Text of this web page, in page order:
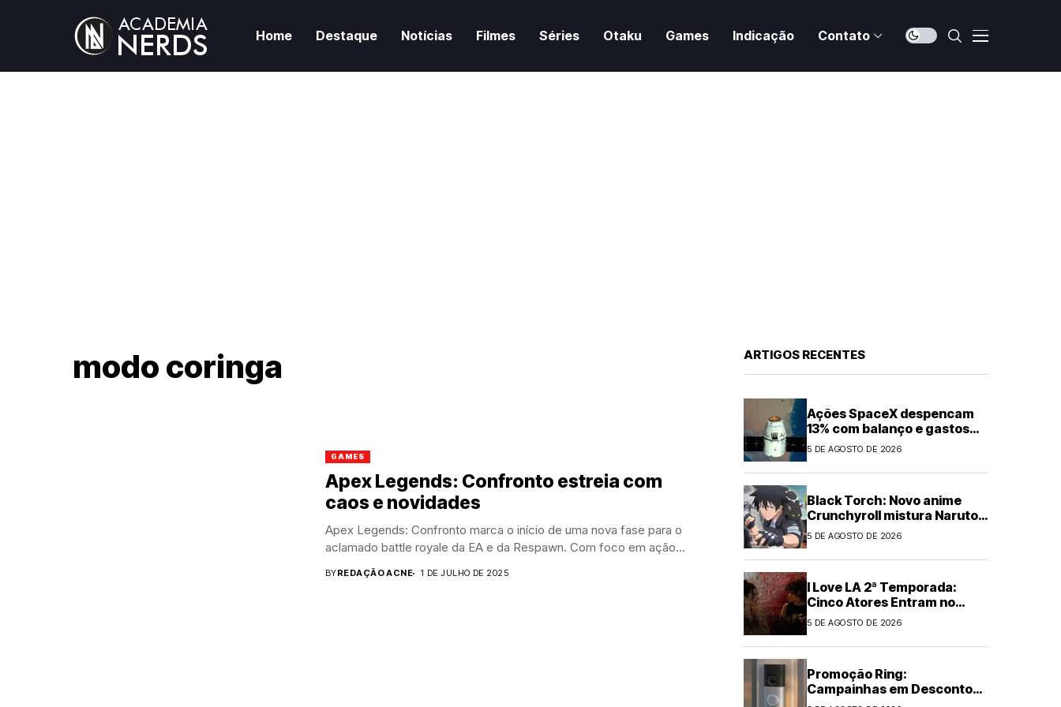
Home Destaque Notícias Filmes Séries Otaku Games Indicação Contato
modo coringa
GAMES
Apex Legends: Confronto estreia com
caos e novidades
Apex Legends: Confronto marca o início de uma nova fase para o
aclamado battle royale da EA e da Respawn. Com foco em ação...
BYREDAÇÃO ACNE 1 DE JULHO DE 2025
ARTIGOS RECENTES
Ações SpaceX despencam
13% com balanço e gastos
em IA
5 DE AGOSTO DE 2026
Black Torch: Novo anime
Crunchyroll mistura Naruto e
Chainsaw Man
5 DE AGOSTO DE 2026
I Love LA 2ª Temporada:
Cinco Atores Entram no
Elenco
5 DE AGOSTO DE 2026
Promoção Ring:
Campainhas em Desconto
de Até US$60